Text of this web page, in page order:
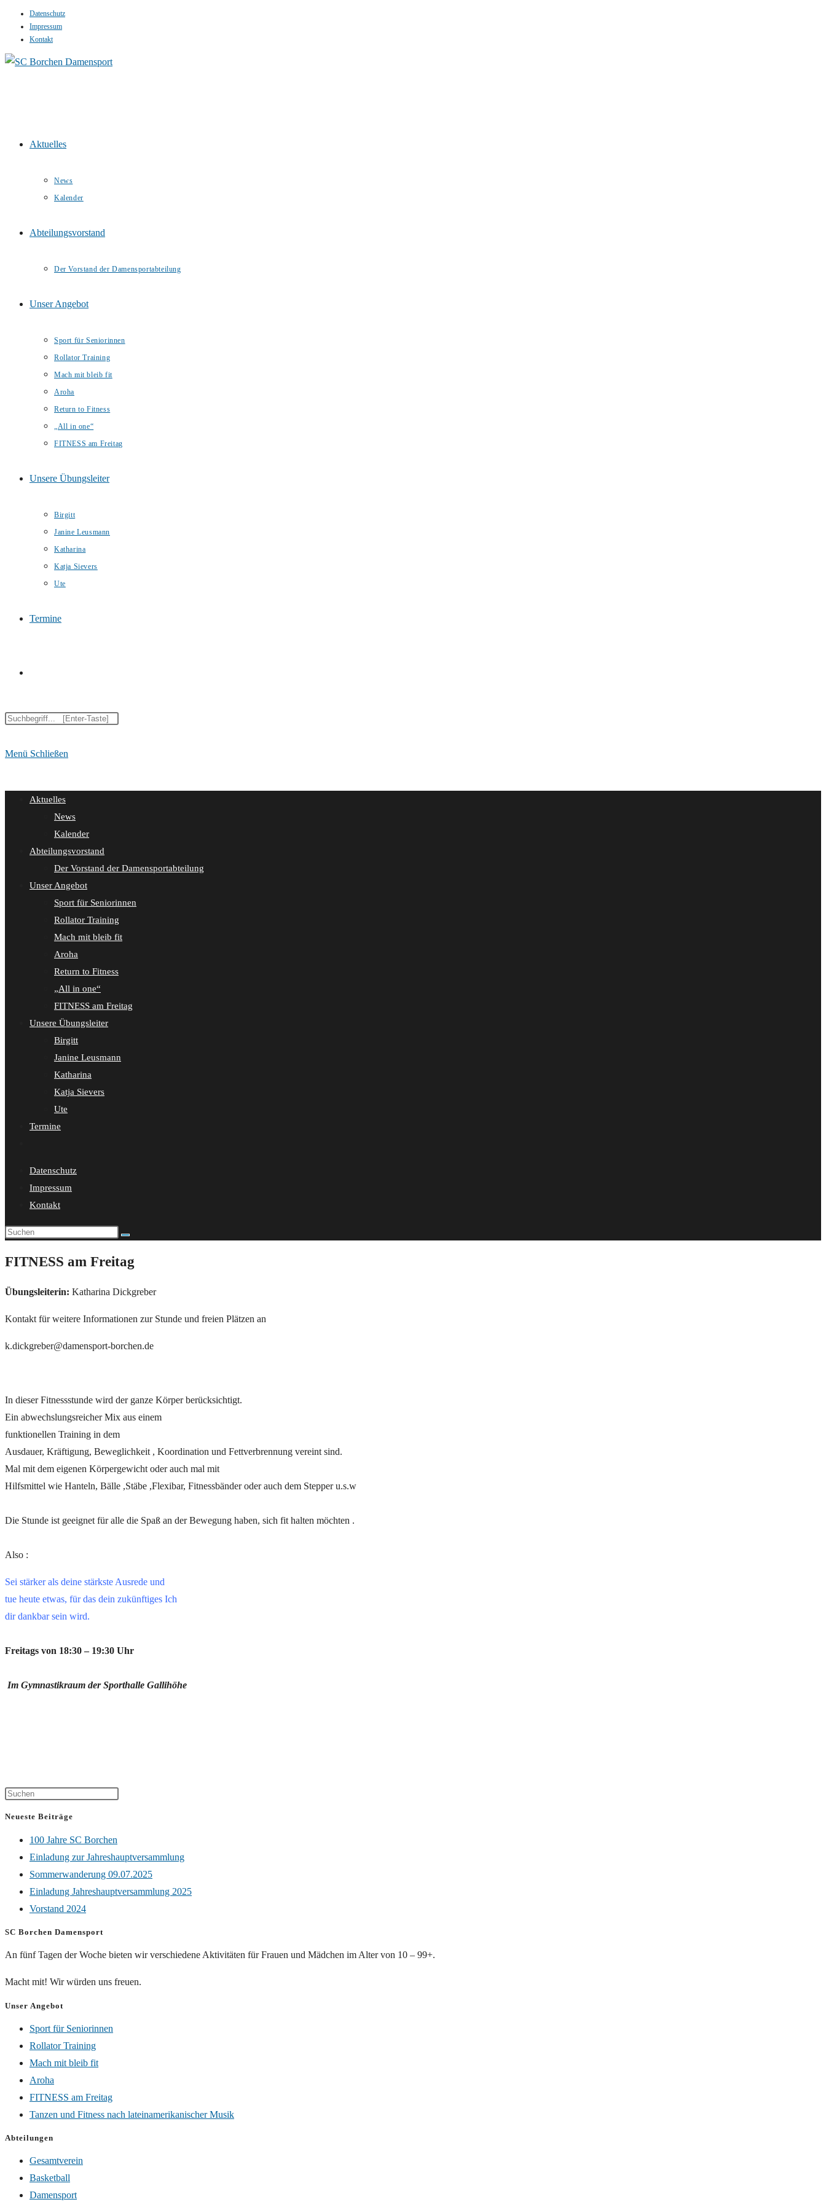
Zum
Datenschutz
Impressum
Kontakt
Aktuelles
News
Kalender
Abteilungsvorstand
Der Vorstand der Damensportabteilung
Unser Angebot
Sport für Seniorinnen
Rollator Training
Mach mit bleib fit
Aroha
Return to Fitness
„All in one“
FITNESS am Freitag
Unsere Übungsleiter
Birgitt
Janine Leusmann
Katharina
Katja Sievers
Ute
Termine
Suche
Diese
durchsuchen
Menü Schließen
Aktuelles
News
Kalender
Abteilungsvorstand
Der Vorstand der Damensportabteilung
Unser Angebot
Sport für Seniorinnen
Rollator Training
Mach mit bleib fit
Aroha
Return to Fitness
„All in one“
FITNESS am Freitag
Unsere Übungsleiter
Birgitt
Janine Leusmann
Katharina
Katja Sievers
Ute
Termine
umschalten
Datenschutz
Impressum
Kontakt
FITNESS am Freitag
Übungsleiterin: Katharina Dickgreber
Kontakt für weitere Informationen zur Stunde und freien Plätzen an
k.dickgreber@damensport-borchen.de
In dieser Fitnessstunde wird der ganze Körper berücksichtigt.
Ein abwechslungsreicher Mix aus einem
funktionellen Training in dem
Ausdauer, Kräftigung, Beweglichkeit , Koordination und Fettverbrennung vereint sind.
Mal mit dem eigenen Körpergewicht oder auch mal mit
Hilfsmittel wie Hanteln, Bälle ,Stäbe ,Flexibar, Fitnessbänder oder auch dem Stepper u.s.w
Die Stunde ist geeignet für alle die Spaß an der Bewegung haben, sich fit halten möchten .
Also :
Sei stärker als deine stärkste Ausrede und
tue heute etwas, für das dein zukünftiges Ich
dir dankbar sein wird.
Freitags von 18:30 – 19:30 Uhr
Im Gymnastikraum der Sporthalle Gallihöhe
Neueste Beiträge
100 Jahre SC Borchen
Einladung zur Jahreshauptversammlung
Sommerwanderung 09.07.2025
Einladung Jahreshauptversammlung 2025
Vorstand 2024
SC Borchen Damensport
An fünf Tagen der Woche bieten wir verschiedene Aktivitäten für Frauen und Mädchen im Alter von 10 – 99+.
Macht mit! Wir würden uns freuen.
Unser Angebot
Sport für Seniorinnen
Rollator Training
Mach mit bleib fit
Aroha
FITNESS am Freitag
Tanzen und Fitness nach lateinamerikanischer Musik
Abteilungen
Gesamtverein
Basketball
Damensport